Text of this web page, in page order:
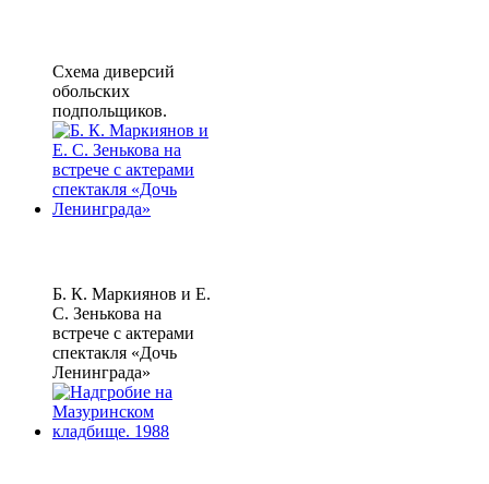
Схема диверсий
обольских
подпольщиков.
Б. К. Маркиянов и Е.
С. Зенькова на
встрече с актерами
спектакля «Дочь
Ленинграда»